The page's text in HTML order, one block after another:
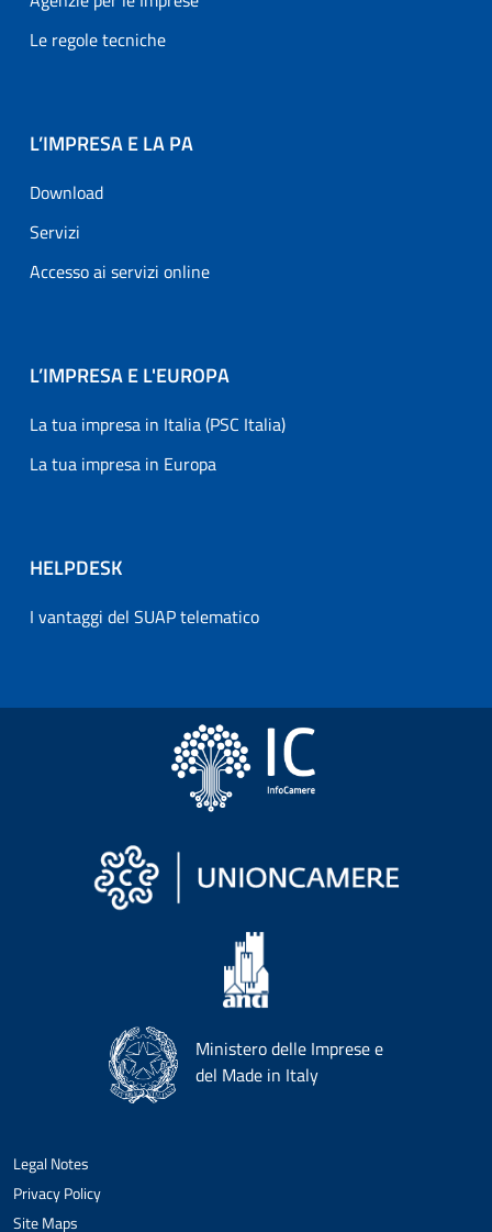
Le regole tecniche
L’IMPRESA E LA PA
Download
Servizi
Accesso ai servizi online
L’IMPRESA E L'EUROPA
La tua impresa in Italia (PSC Italia)
La tua impresa in Europa
HELPDESK
I vantaggi del SUAP telematico
Ministero delle Imprese e
del Made in Italy
Legal Notes
Privacy Policy
Site Maps